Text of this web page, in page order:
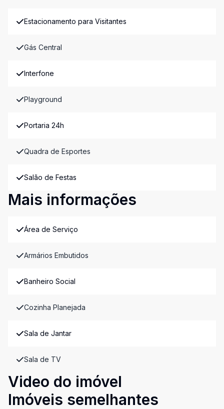
Estacionamento para Visitantes
Gás Central
Interfone
Playground
Portaria 24h
Quadra de Esportes
Salão de Festas
Mais informações
Área de Serviço
Armários Embutidos
Banheiro Social
Cozinha Planejada
Sala de Jantar
Sala de TV
Video do imóvel
Imóveis semelhantes